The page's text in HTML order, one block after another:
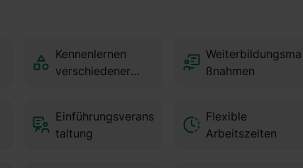
Kennenlernen
verschiedener
Weiterbildungsma
ßnahmen
Einführungsverans
taltung
Flexible
Arbeitszeiten